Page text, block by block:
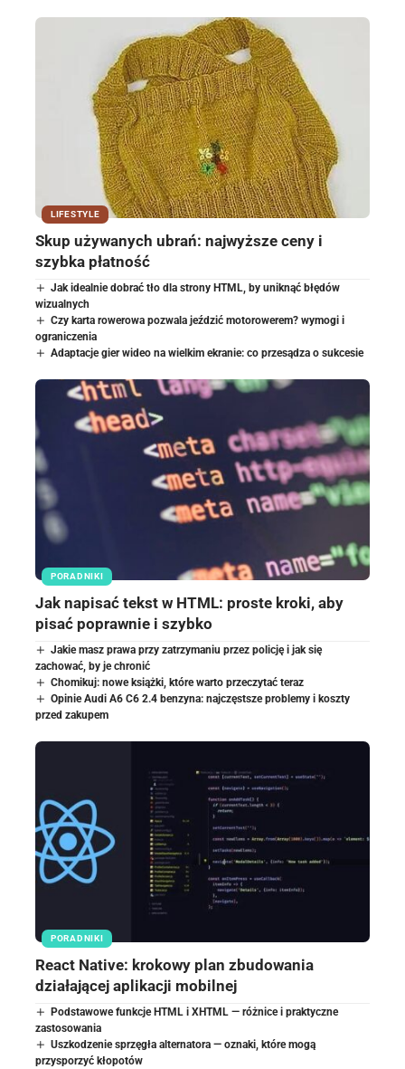
LIFESTYLE
Skup używanych ubrań: najwyższe ceny i
szybka płatność
Jak idealnie dobrać tło dla strony HTML, by uniknąć błędów
wizualnych
Czy karta rowerowa pozwala jeździć motorowerem? wymogi i
ograniczenia
Adaptacje gier wideo na wielkim ekranie: co przesądza o sukcesie
PORADNIKI
Jak napisać tekst w HTML: proste kroki, aby
pisać poprawnie i szybko
Jakie masz prawa przy zatrzymaniu przez policję i jak się
zachować, by je chronić
Chomikuj: nowe książki, które warto przeczytać teraz
Opinie Audi A6 C6 2.4 benzyna: najczęstsze problemy i koszty
przed zakupem
PORADNIKI
React Native: krokowy plan zbudowania
działającej aplikacji mobilnej
Podstawowe funkcje HTML i XHTML — różnice i praktyczne
zastosowania
Uszkodzenie sprzęgła alternatora — oznaki, które mogą
przysporzyć kłopotów